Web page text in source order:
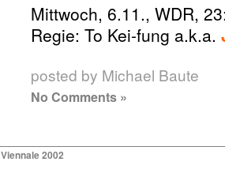
Mittwoch, 6.11., WDR,
Regie: To Kei-fung a.k.a.
posted by Michael Baute
No Comments »
Viennale 2002